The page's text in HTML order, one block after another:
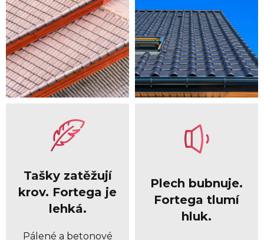
Tašky zatěžují
krov. Fortega je
lehká.
Pálené a betonové
Plech bubnuje.
Fortega tlumí
hluk.